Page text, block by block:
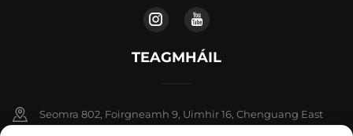
TEAGMHÁIL
Seomra 802, Foirgneamh 9, Uimhir 16, Chenguang East